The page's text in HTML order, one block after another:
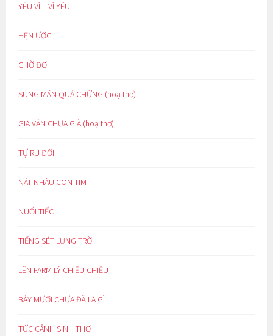
YÊU VÌ – VÌ YÊU
HẸN ƯỚC
CHỜ ĐỢI
SUNG MÃN QUÁ CHỪNG (hoạ thơ)
GIÀ VẪN CHƯA GIÀ (hoạ thơ)
TỰ RU ĐỜI
NÁT NHÀU CON TIM
NUỐI TIẾC
TIẾNG SÉT LƯNG TRỜI
LÊN FARM LÝ CHIỀU CHIỀU
BẢY MƯƠI CHƯA ĐÃ LÀ GÌ
TỨC CẢNH SINH THƠ